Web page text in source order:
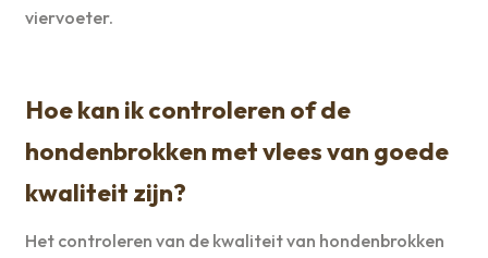
viervoeter.
Hoe kan ik controleren of de
hondenbrokken met vlees van goede
kwaliteit zijn?
Het controleren van de kwaliteit van hondenbrokken